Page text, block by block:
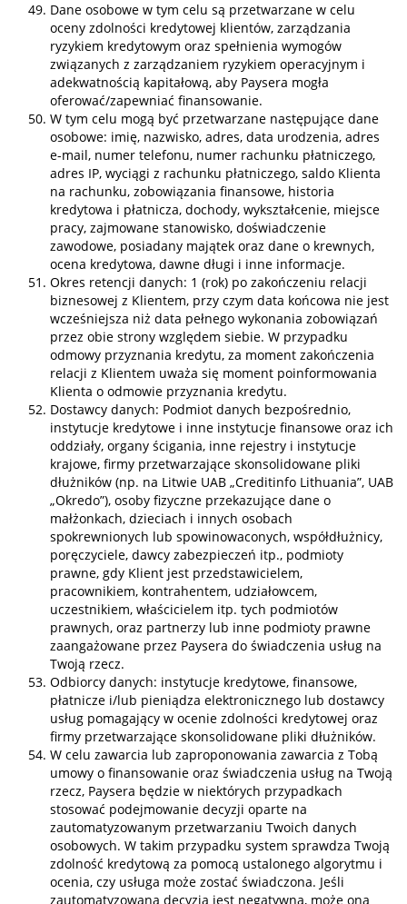
Dane osobowe w tym celu są przetwarzane w celu
oceny zdolności kredytowej klientów, zarządzania
ryzykiem kredytowym oraz spełnienia wymogów
związanych z zarządzaniem ryzykiem operacyjnym i
adekwatnością kapitałową, aby Paysera mogła
oferować/zapewniać finansowanie.
W tym celu mogą być przetwarzane następujące dane
osobowe: imię, nazwisko, adres, data urodzenia, adres
e-mail, numer telefonu, numer rachunku płatniczego,
adres IP, wyciągi z rachunku płatniczego, saldo Klienta
na rachunku, zobowiązania finansowe, historia
kredytowa i płatnicza, dochody, wykształcenie, miejsce
pracy, zajmowane stanowisko, doświadczenie
zawodowe, posiadany majątek oraz dane o krewnych,
ocena kredytowa, dawne długi i inne informacje.
Okres retencji danych: 1 (rok) po zakończeniu relacji
biznesowej z Klientem, przy czym data końcowa nie jest
wcześniejsza niż data pełnego wykonania zobowiązań
przez obie strony względem siebie. W przypadku
odmowy przyznania kredytu, za moment zakończenia
relacji z Klientem uważa się moment poinformowania
Klienta o odmowie przyznania kredytu.
Dostawcy danych: Podmiot danych bezpośrednio,
instytucje kredytowe i inne instytucje finansowe oraz ich
oddziały, organy ścigania, inne rejestry i instytucje
krajowe, firmy przetwarzające skonsolidowane pliki
dłużników (np. na Litwie UAB „Creditinfo Lithuania”, UAB
„Okredo”), osoby fizyczne przekazujące dane o
małżonkach, dzieciach i innych osobach
spokrewnionych lub spowinowaconych, współdłużnicy,
poręczyciele, dawcy zabezpieczeń itp., podmioty
prawne, gdy Klient jest przedstawicielem,
pracownikiem, kontrahentem, udziałowcem,
uczestnikiem, właścicielem itp. tych podmiotów
prawnych, oraz partnerzy lub inne podmioty prawne
zaangażowane przez Paysera do świadczenia usług na
Twoją rzecz.
Odbiorcy danych: instytucje kredytowe, finansowe,
płatnicze i/lub pieniądza elektronicznego lub dostawcy
usług pomagający w ocenie zdolności kredytowej oraz
firmy przetwarzające skonsolidowane pliki dłużników.
W celu zawarcia lub zaproponowania zawarcia z Tobą
umowy o finansowanie oraz świadczenia usług na Twoją
rzecz, Paysera będzie w niektórych przypadkach
stosować podejmowanie decyzji oparte na
zautomatyzowanym przetwarzaniu Twoich danych
osobowych. W takim przypadku system sprawdza Twoją
zdolność kredytową za pomocą ustalonego algorytmu i
ocenia, czy usługa może zostać świadczona. Jeśli
zautomatyzowana decyzja jest negatywna, może ona